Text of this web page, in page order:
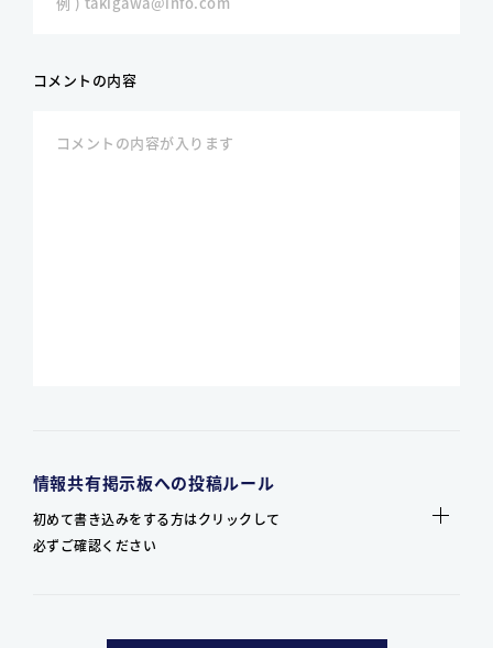
コメントの内容
情報共有掲示板への投稿ルール
初めて書き込みをする方はクリックして
必ずご確認ください